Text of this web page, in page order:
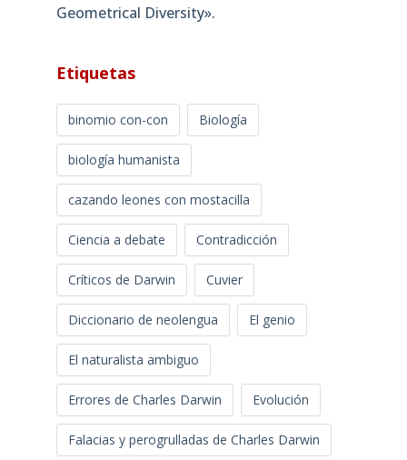
Geometrical Diversity»​.
Etiquetas
binomio con-con Biología
biología humanista
cazando leones con mostacilla
Ciencia a debate Contradicción
Críticos de Darwin Cuvier
Diccionario de neolengua El genio
El naturalista ambiguo
Errores de Charles Darwin Evolución
Falacias y perogrulladas de Charles Darwin